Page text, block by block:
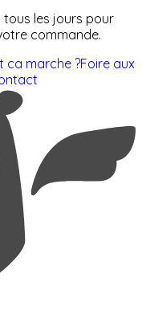
les jours pour
commande.
ca marche ?Foire aux